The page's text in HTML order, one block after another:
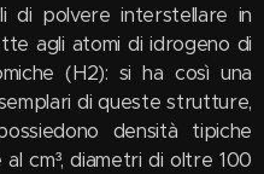
di polvere interstellare in
agli atomi di idrogeno di
(H2): si ha così una
di queste strutture,
densità tipiche
cm³, diametri di oltre 100